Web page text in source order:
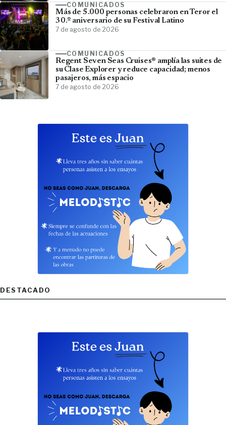
COMUNICADOS
Más de 5.000 personas celebraron en Teror el
30.º aniversario de su Festival Latino
7 de agosto de 2026
COMUNICADOS
Regent Seven Seas Cruises® amplía las suites de
su Clase Explorer y reduce capacidad; menos
pasajeros, más espacio
7 de agosto de 2026
DESTACADO